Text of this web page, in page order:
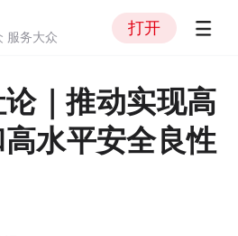
服务大众
打开
｜推动实现高
水平安全良性